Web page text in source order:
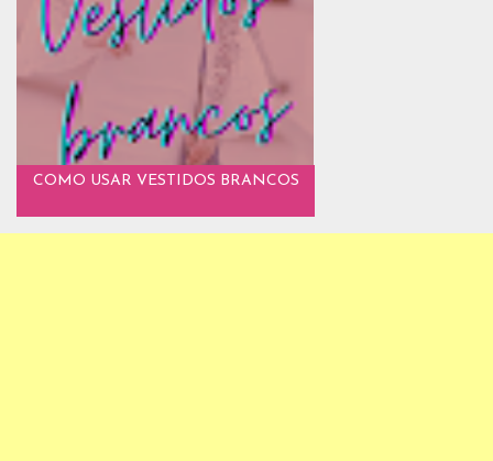
COMO USAR VESTIDOS BRANCOS